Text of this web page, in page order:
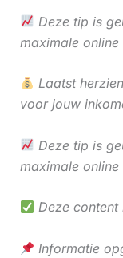
Deze tip is
maximale online
Laatst
voor jouw
Deze tip is
maximale online
Deze content
Informatie